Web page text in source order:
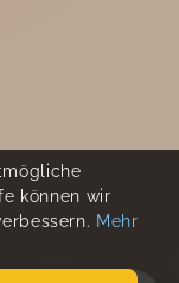
können wir
Mehr